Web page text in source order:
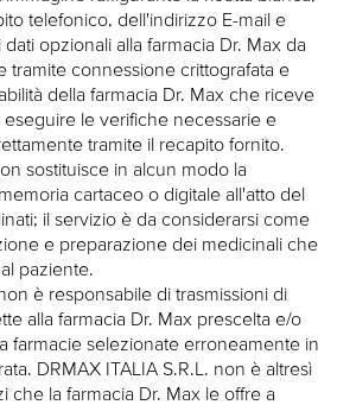
telefonico, dell'indirizzo E-mail e
opzionali alla farmacia Dr. Max da
tramite connessione crittografata e
della farmacia Dr. Max che riceve
le verifiche necessarie e
tramite il recapito fornito.
sostituisce in alcun modo la
cartaceo o digitale all'atto del
il servizio è da considerarsi come
e preparazione dei medicinali che
paziente.
è responsabile di trasmissioni di
alla farmacia Dr. Max prescelta e/o
farmacie selezionate erroneamente in
DRMAX ITALIA S.R.L. non è altresì
che la farmacia Dr. Max le offre a